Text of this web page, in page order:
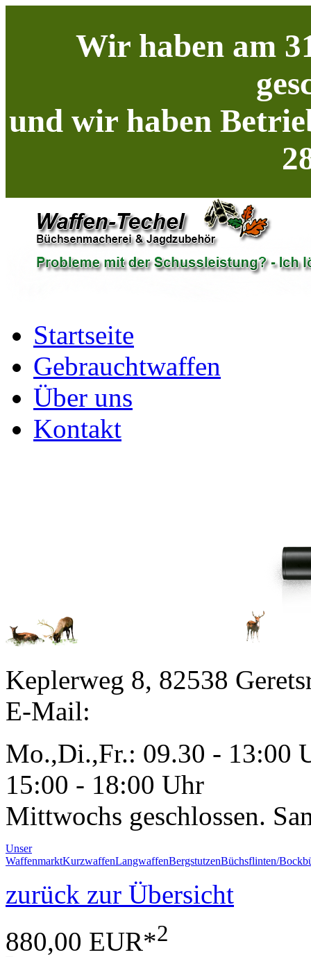
Wir haben am
und wir haben
Startseite
Gebrauchtwaffen
Über uns
Kontakt
Keplerweg 8, 82538
E-Mail:
Mo.,Di.,Fr.: 09.30 - 13:00
15:00 - 18:00 Uhr
Mittwochs geschlossen.
Unser
WaffenmarktKurzwaffenLangwaffenBergstutzenBüchsflinten/
zurück zur Übersicht
880,00 EUR*2